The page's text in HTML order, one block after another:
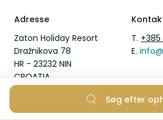
Søg efter
Adresse
Zaton Holiday Resort
Dražnikova 78
HR - 23232 NIN
CROATIA
T.
E.